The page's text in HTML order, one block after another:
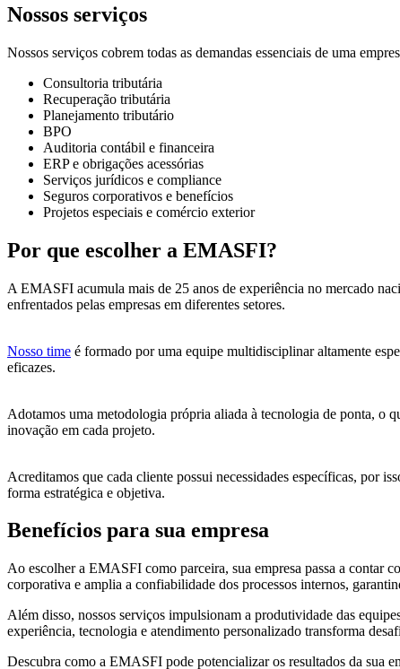
Nossos serviços
Nossos serviços cobrem todas as demandas essenciais de uma
Consultoria tributária
Recuperação tributária
Planejamento tributário
BPO
Auditoria contábil e financeira
ERP e obrigações acessórias
Serviços jurídicos e compliance
Seguros corporativos e benefícios
Projetos especiais e comércio exterior
Por que escolher a EMASFI?
A EMASFI acumula mais de 25 anos de experiência no mercado
enfrentados pelas empresas em diferentes setores.
Nosso time é formado por uma equipe multidisciplinar altamente
eficazes.
Adotamos uma metodologia própria aliada à tecnologia de ponta, o
inovação em cada projeto.
Acreditamos que cada cliente possui necessidades específicas, por
forma estratégica e objetiva.
Benefícios para sua empresa
Ao escolher a EMASFI como parceira, sua empresa passa a contar
corporativa e amplia a confiabilidade dos processos internos,
Além disso, nossos serviços impulsionam a produtividade das
experiência, tecnologia e atendimento personalizado transforma
Descubra como a EMASFI pode potencializar os resultados da sua